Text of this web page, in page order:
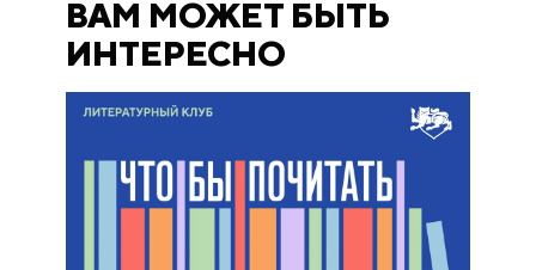
ВАМ МОЖЕТ БЫТЬ
ИНТЕРЕСНО